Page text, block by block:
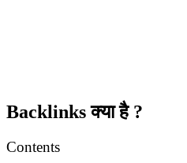
Backlinks क्या है ?
Contents